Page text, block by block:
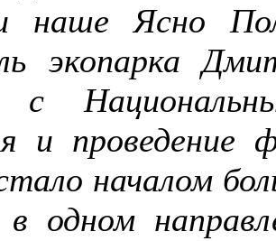
наше Ясно
экопарка
с
и проведение
началом
одном